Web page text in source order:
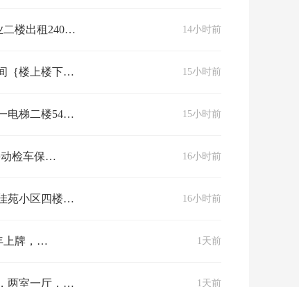
泰和新城南门西侧商业二楼出租​240平，可办公，开养生会所，美容院，**室，瑜伽馆，健身房等等，租金便宜，非诚勿扰​☎️：176475451… 14小时前
房等）另外欲诚心整体出售（总计由东至西楼上楼下九间）地址… 15小时前
，拎包入住看房电话📞18904755524 15小时前
18747852935 16小时前
水器，紧邻一中，广场，政府，医院。一室一厅，适合一个人，… 16小时前
剐小蹭，未出过保险， 1天前
随时看房，联系电话15047465607 1天前